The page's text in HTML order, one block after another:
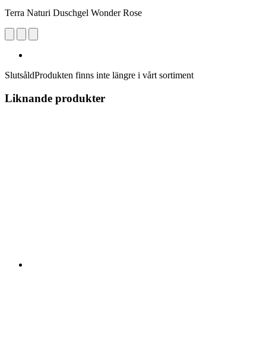
Terra Naturi Duschgel Wonder Rose
SlutsåldProdukten finns inte längre i vårt sortiment
Liknande produkter